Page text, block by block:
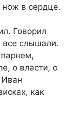
в сердце.
Говорил
все слышали.
парнем,
о власти, о
Иван
как